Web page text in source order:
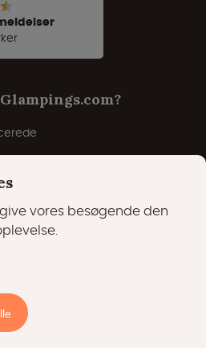
vores besøgende den